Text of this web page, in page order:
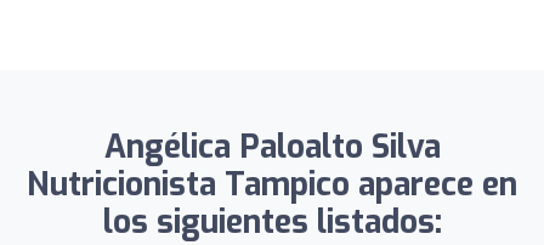
Angélica Paloalto Silva
Nutricionista Tampico aparece en
los siguientes listados: